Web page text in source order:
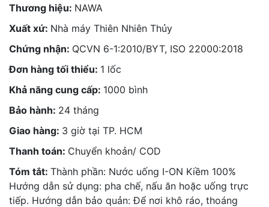
Thương hiệu: NAWA
Xuất xứ: Nhà máy Thiên Nhiên Thủy
Chứng nhận: QCVN 6-1:2010/BYT, ISO 22000:2018
Đơn hàng tối thiểu: 1 lốc
Khả năng cung cấp: 1000 bình
Bảo hành: 24 tháng
Giao hàng: 3 giờ tại TP. HCM
Thanh toán: Chuyển khoản/ COD
Tóm tắt: Thành phần: Nước uống I-ON Kiềm 100%
Hướng dẫn sử dụng: pha chế, nấu ăn hoặc uống trực
tiếp. Hướng dẫn bảo quản: Để nơi khô ráo, thoáng